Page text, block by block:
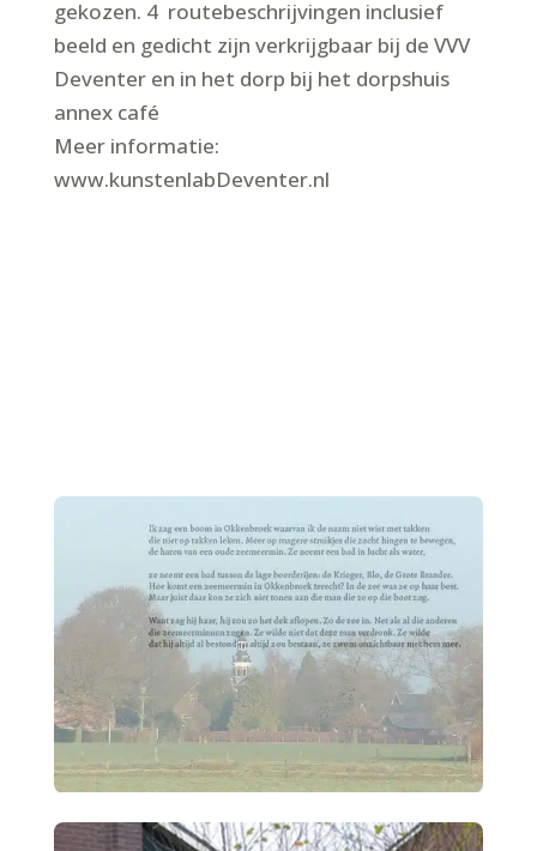
gekozen. 4 routebeschrijvingen inclusief
beeld en gedicht zijn verkrijgbaar bij de VVV
Deventer en in het dorp bij het dorpshuis
annex café
Meer informatie:
www.kunstenlabDeventer.nl